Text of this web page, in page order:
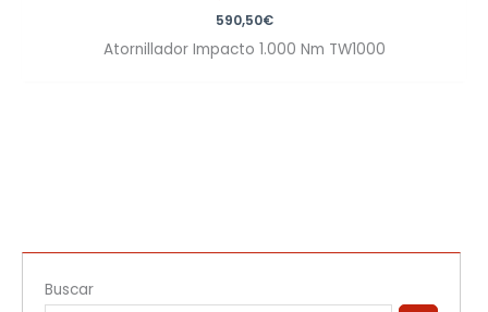
Buscar
590,50€
Atornillador Impacto 1.000 Nm TW1000